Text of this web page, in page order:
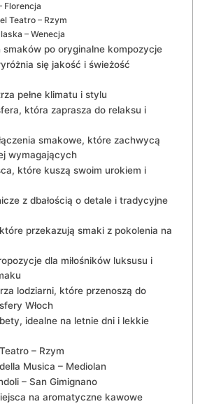
Florencja
Teatro – Rzym
– Wenecja
po oryginalne kompozycje
się jakość i ⁢świeżość
pełne klimatu ⁢i stylu
⁣która zaprasza ⁤do relaksu i
smakowe, które zachwycą
wymagających
które kuszą swoim urokiem⁤ i
z dbałością o detale i tradycyjne
przekazują smaki z pokolenia na
dla miłośników luksusu ​i
lodziarni,‍ które przenoszą do
Włoch
idealne na letnie dni i lekkie
– ​Rzym
Musica – Mediolan
– San Gimignano
na aromatyczne ​kawowe